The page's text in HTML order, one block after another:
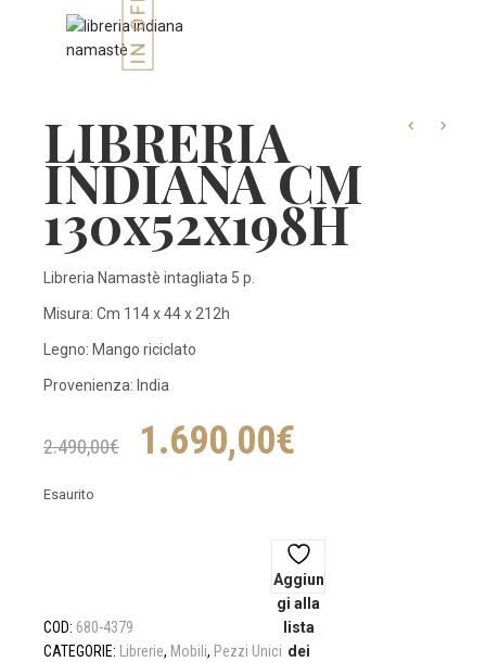
LIBRERIA
INDIANA CM
130x52x198H
Libreria Namastè intagliata 5 p.
Misura: Cm 114 x 44 x 212h
Legno: Mango riciclato
Provenienza: India
2.490,00€
Il
1.690,00€
attuale
è:
Esaurito
Aggiun
gi alla
lista
dei
COD: 680-4379
CATEGORIE: Librerie, Mobili, Pezzi Unici